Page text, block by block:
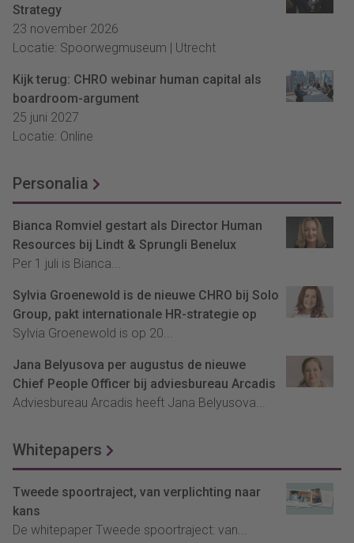
Strategy
23 november 2026
Locatie: Spoorwegmuseum | Utrecht
Kijk terug: CHRO webinar human capital als
boardroom-argument
25 juni 2027
Locatie: Online
Personalia
Bianca Romviel gestart als Director Human
Resources bij Lindt & Sprungli Benelux
Per 1 juli is Bianca...
Sylvia Groenewold is de nieuwe CHRO bij Solo
Group, pakt internationale HR-strategie op
Sylvia Groenewold is op 20...
Jana Belyusova per augustus de nieuwe
Chief People Officer bij adviesbureau Arcadis
Adviesbureau Arcadis heeft Jana Belyusova...
Whitepapers
Tweede spoortraject, van verplichting naar
kans
De whitepaper Tweede spoortraject: van...